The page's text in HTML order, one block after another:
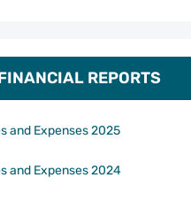
REPORTS
and Expenses 2025
and Expenses 2024